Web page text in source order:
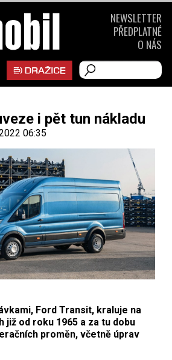
i pět tun nákladu
06:35
Ford Transit, kraluje na
již od roku 1965 a za tu dobu
proměn, včetně úprav
NEWSLETTER
PŘEDPLATNÉ
O NÁS